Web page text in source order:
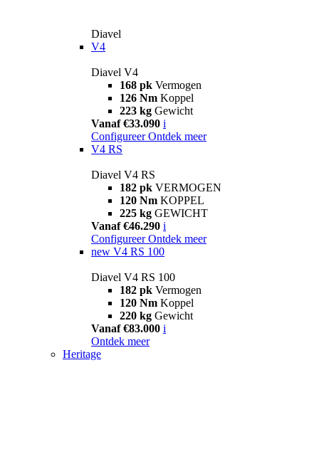
Diavel
V4
Diavel V4
168 pk Vermogen
126 Nm Koppel
223 kg Gewicht
Vanaf €33.090 i
Configureer Ontdek meer
V4 RS
Diavel V4 RS
182 pk VERMOGEN
120 Nm KOPPEL
225 kg GEWICHT
Vanaf €46.290 i
Configureer Ontdek meer
new V4 RS 100
Diavel V4 RS 100
182 pk Vermogen
120 Nm Koppel
220 kg Gewicht
Vanaf €83.000 i
Ontdek meer
Heritage